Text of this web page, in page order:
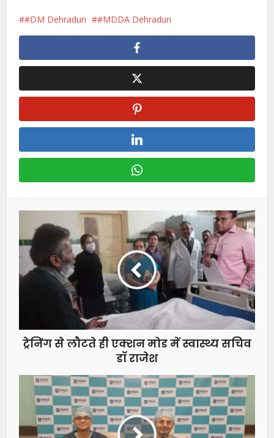
#DM Dehradun #MDDA Dehradun
ट्रेनिंग से लौटते ही एक्शन मोड में स्वास्थ्य सचिव
डॉ राजेश